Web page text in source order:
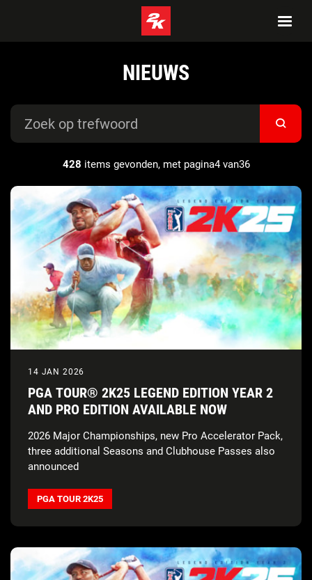
NIEUWS
428 items gevonden, met pagina4 van36
14 JAN 2026
PGA TOUR® 2K25 LEGEND EDITION YEAR 2
AND PRO EDITION AVAILABLE NOW
2026 Major Championships, new Pro Accelerator Pack,
three additional Seasons and Clubhouse Passes also
announced
PGA TOUR 2K25